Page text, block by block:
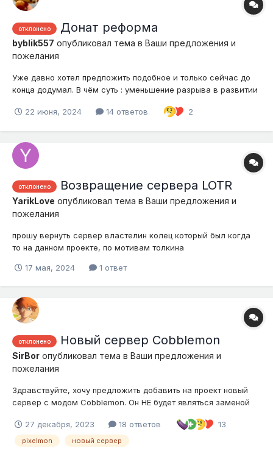
отклонено Донат реформа
byblik557 опубликовал тема в Ваши предложения и
пожелания
Уже давно хотел предложить подобное и только сейчас до
конца додумал. В чём суть : уменьшение разрыва в развитии
условия в прохождении сборки на каком - либо сервере . Ну
22 июня, 2024 14 ответов 2
отклонено Возвращение сервера LOTR
YarikLove опубликовал тема в Ваши предложения и
пожелания
прошу вернуть сервер властелин колец который был когда
то на данном проекте, по мотивам толкина
17 мая, 2024 1 ответ
отклонено Новый сервер Cobblemon
SirBor опубликовал тема в Ваши предложения и
пожелания
Здравствуйте, хочу предложить добавить на проект новый
сервер с модом Cobblemon. Он НЕ будет являться заменой
жизнь в интерес подобных сборок на проекте за счет
визуальных и не только отличий более приятных глазу
27 декабря, 2023 18 ответов 13
pixelmon новый сервер